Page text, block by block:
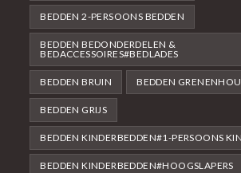
BEDDEN 2-PERSOONS BEDDEN
BEDDEN BEDONDERDELEN &
BEDACCESSOIRES#BEDLADES
BEDDEN BRUIN BEDDEN
BEDDEN GRIJS
BEDDEN KINDERBEDDEN#1-PERSOONS
BEDDEN KINDERBEDDEN#HOOGSLAPERS